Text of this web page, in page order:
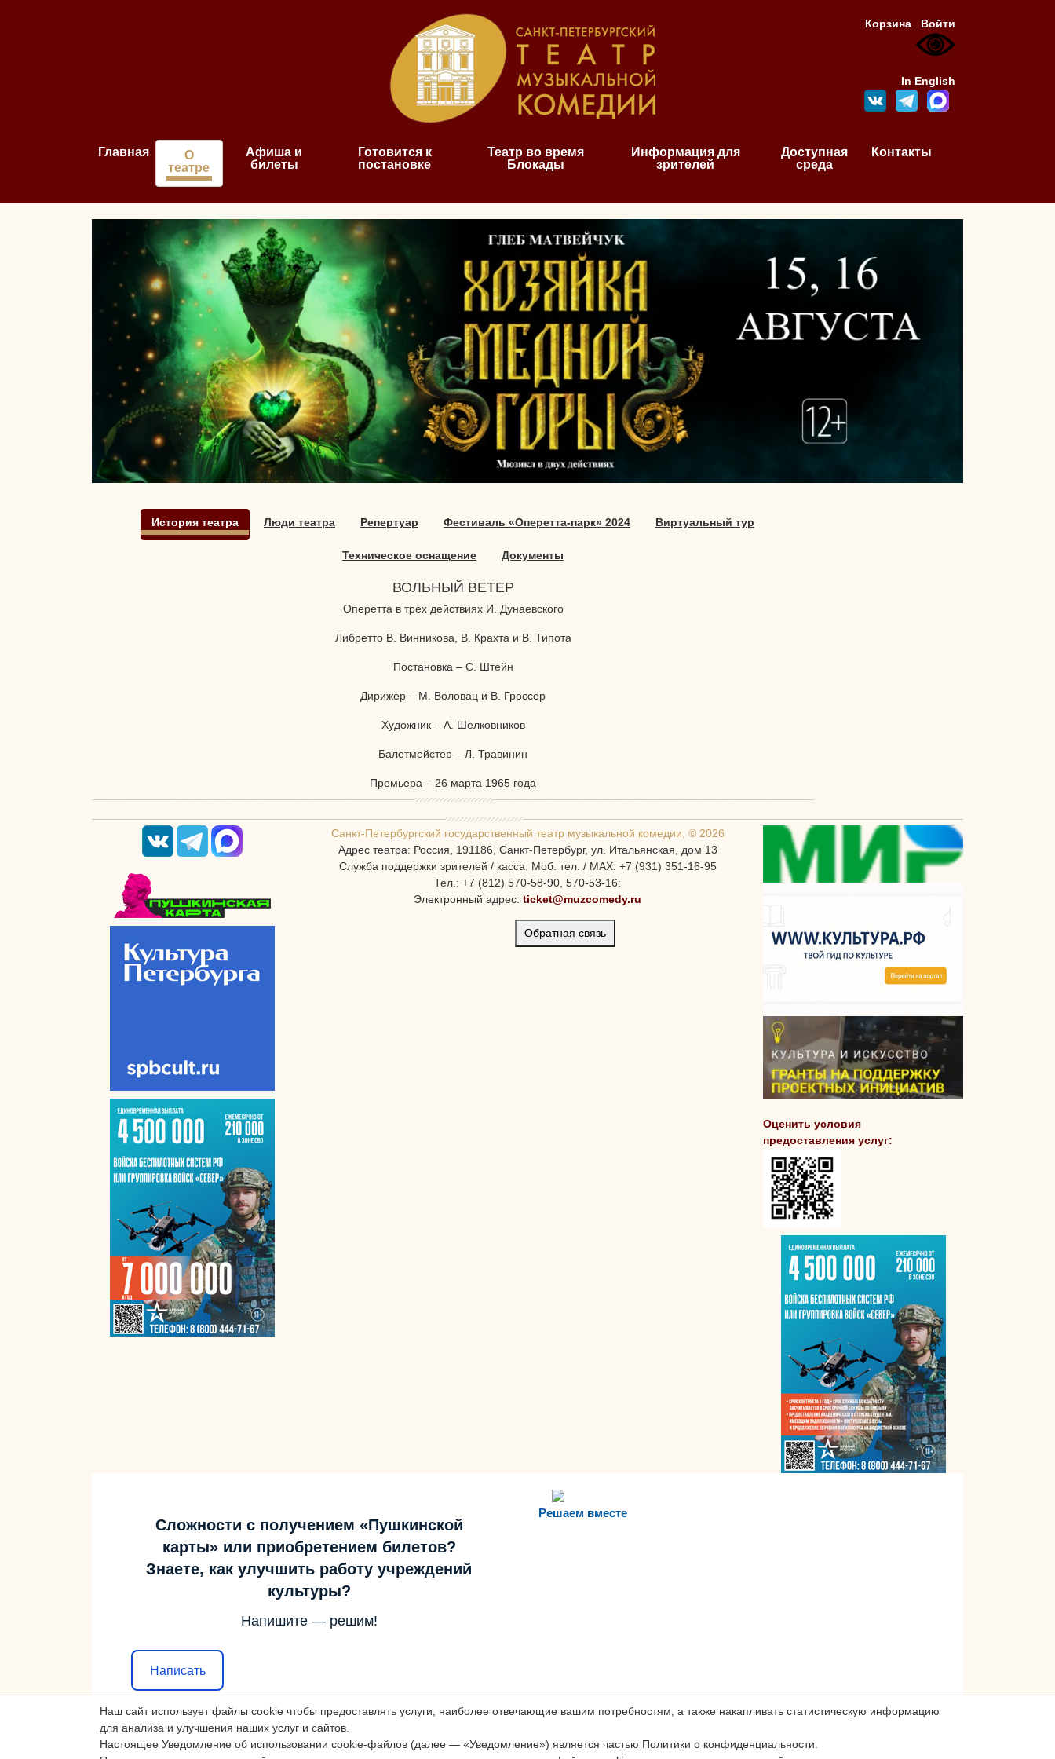
Наш сайт использует файлы cookie чтобы предоставлять услуги, наиболее отвечающие вашим потребностям, а также накапливать статистическую информацию
для анализа и улучшения наших услуг и сайтов.
Настоящее Уведомление об использовании cookie-файлов (далее — «Уведомление») является частью Политики о конфиденциальности.
Корзина Войти
In English
Главная
О
театре
Афиша и
билеты
Готовится к
постановке
Театр во время
Блокады
Информация для
зрителей
Доступная
среда
Контакты
История театра Люди театра Репертуар Фестиваль «Оперетта-парк» 2024 Виртуальный тур
Техническое оснащение Документы
ВОЛЬНЫЙ ВЕТЕР
Оперетта в трех действиях И. Дунаевского
Либретто В. Винникова, В. Крахта и В. Типота
Постановка – С. Штейн
Дирижер – М. Воловац и В. Гроссер
Художник – А. Шелковников
Балетмейстер – Л. Травинин
Премьера – 26 марта 1965 года
Санкт-Петербургcкий государственный театр музыкальной комедии, © 2026
Адрес театра: Россия, 191186, Санкт-Петербург, ул. Итальянская, дом 13
Служба поддержки зрителей / касса: Моб. тел. / MAX: +7 (931) 351-16-95
Тел.: +7 (812) 570-58-90, 570-53-16:
Электронный адрес: ticket@muzcomedy.ru
Обратная связь
Оценить условия
предоставления услуг:
Решаем вместе
Сложности с получением «Пушкинской
карты» или приобретением билетов?
Знаете, как улучшить работу учреждений
культуры?
Напишите — решим!
Написать